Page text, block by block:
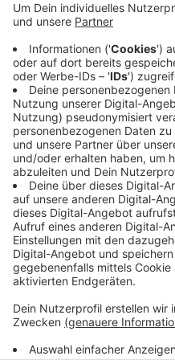
Abstimmung des
vorgestellt, wir alle
persönlich unsere
215.000 Euro stellen
Sponsoren zur
die Gewinner
Veröffentlicht:Dienstag,
Anzeige
Anzeige